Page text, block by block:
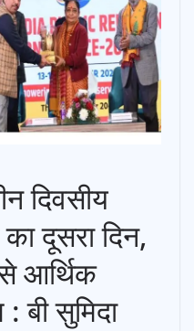
दिवसीय
दूसरा दिन,
आर्थिक
बी सुमिदा